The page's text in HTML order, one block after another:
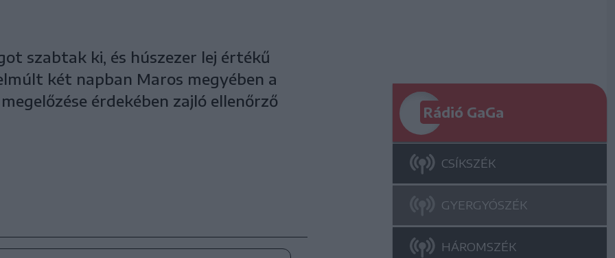
szabtak ki, és húszezer lej értékű
két napban Maros megyében a
érdekében zajló ellenőrző
Rádió GaGa
CSÍKSZÉK
GYERGYÓSZÉK
HÁROMSZÉK